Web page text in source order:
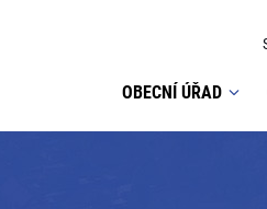
OBECNÍ ÚŘAD